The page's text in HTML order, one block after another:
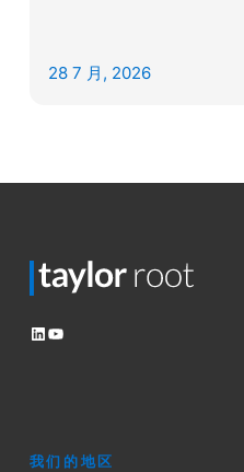
28 7 月, 2026
LinkedIn
YouTube
我们的地区